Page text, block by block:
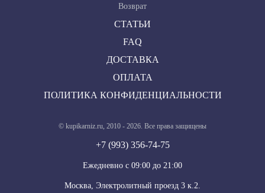
Возврат
СТАТЬИ
FAQ
ДОСТАВКА
ОПЛАТА
ПОЛИТИКА КОНФИДЕНЦИАЛЬНОСТИ
© kupikarniz.ru, 2010 - 2026. Все права защищены
+7 (993) 356-74-75
Eжедневно с 09:00 до 21:00
Москва, Электролитный проезд 3 к.2.